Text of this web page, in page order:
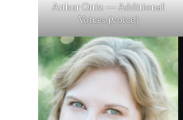
Arthur Ortiz — Additional
Voices (voice)